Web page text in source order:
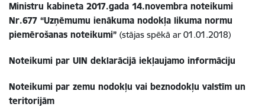
Ministru kabineta 2017.gada 14.novembra noteikumi
Nr.677 “Uzņēmumu ienākuma nodokļa likuma normu
piemērošanas noteikumi” (stājas spēkā ar 01.01.2018)
Noteikumi par UIN deklarācijā iekļaujamo informāciju
Noteikumi par zemu nodokļu vai beznodokļu valstīm un
teritorijām